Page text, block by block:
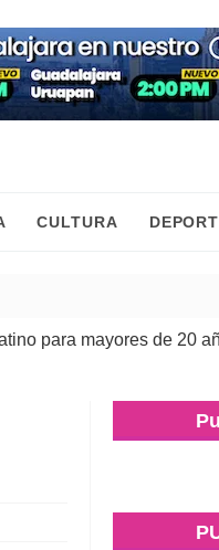
CULTURA
mayores de 20 años| 05